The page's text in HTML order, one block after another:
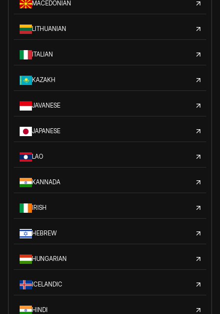
MACEDONIAN
LITHUANIAN
ITALIAN
KAZAKH
JAVANESE
JAPANESE
LAO
KANNADA
IRISH
HEBREW
HUNGARIAN
ICELANDIC
HINDI